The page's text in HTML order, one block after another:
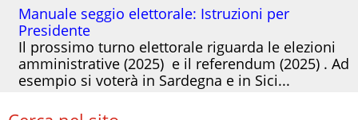
Manuale seggio elettorale: Istruzioni per
Presidente
Il prossimo turno elettorale riguarda le elezioni
amministrative (2025) e il referendum (2025) . Ad
esempio si voterà in Sardegna e in Sici...